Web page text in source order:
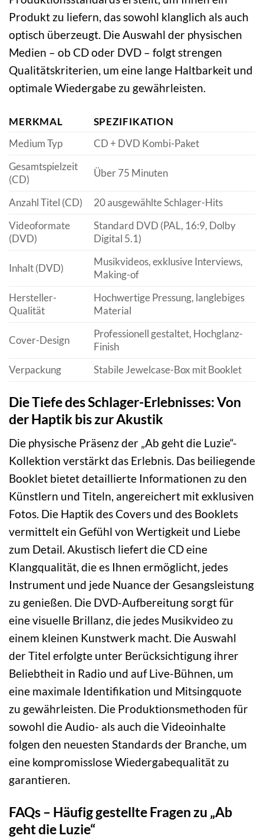
Produkt zu liefern, das sowohl klanglich als auch
optisch überzeugt. Die Auswahl der physischen
Medien – ob CD oder DVD – folgt strengen
Qualitätskriterien, um eine lange Haltbarkeit und
optimale Wiedergabe zu gewährleisten.
MERKMAL
SPEZIFIKATION
Medium Typ
CD + DVD Kombi-Paket
Gesamtspielzeit
(CD)
Über 75 Minuten
Anzahl Titel (CD)
20 ausgewählte Schlager-Hits
Videoformate
(DVD)
Standard DVD (PAL, 16:9, Dolby
Digital 5.1)
Inhalt (DVD)
Musikvideos, exklusive Interviews,
Making-of
Hersteller-
Qualität
Hochwertige Pressung, langlebiges
Material
Cover-Design
Professionell gestaltet, Hochglanz-
Finish
Verpackung
Stabile Jewelcase-Box mit Booklet
Die Tiefe des Schlager-Erlebnisses: Von
der Haptik bis zur Akustik
Die physische Präsenz der „Ab geht die Luzie“-
Kollektion verstärkt das Erlebnis. Das beiliegende
Booklet bietet detaillierte Informationen zu den
Künstlern und Titeln, angereichert mit exklusiven
Fotos. Die Haptik des Covers und des Booklets
vermittelt ein Gefühl von Wertigkeit und Liebe
zum Detail. Akustisch liefert die CD eine
Klangqualität, die es Ihnen ermöglicht, jedes
Instrument und jede Nuance der Gesangsleistung
zu genießen. Die DVD-Aufbereitung sorgt für
eine visuelle Brillanz, die jedes Musikvideo zu
einem kleinen Kunstwerk macht. Die Auswahl
der Titel erfolgte unter Berücksichtigung ihrer
Beliebtheit in Radio und auf Live-Bühnen, um
eine maximale Identifikation und Mitsingquote
zu gewährleisten. Die Produktionsmethoden für
sowohl die Audio- als auch die Videoinhalte
folgen den neuesten Standards der Branche, um
eine kompromisslose Wiedergabequalität zu
garantieren.
FAQs – Häufig gestellte Fragen zu „Ab
geht die Luzie“